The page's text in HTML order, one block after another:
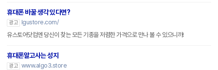
휴대폰 바꿀 생각 있다면?
광고
lgustore.com/
유스토어닷컴엔 당신이 찾는 모든 기종을 저렴한 가격으로 만나 볼 수 있으니까!
휴대폰알고사는 성지
광고 www.algo3.store